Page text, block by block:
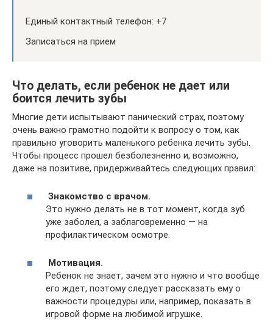
Единый контактный телефон: +7
Записаться на прием
Что делать, если ребенок не дает или
боится лечить зубы
Многие дети испытывают панический страх, поэтому
очень важно грамотно подойти к вопросу о том, как
правильно уговорить маленького ребенка лечить зубы.
Чтобы процесс прошел безболезненно и, возможно,
даже на позитиве, придерживайтесь следующих правил:
Знакомство с врачом.
Это нужно делать не в тот момент, когда зуб
уже заболел, а заблаговременно — на
профилактическом осмотре.
Мотивация.
Ребенок не знает, зачем это нужно и что вообще
его ждет, поэтому следует рассказать ему о
важности процедуры или, например, показать в
игровой форме на любимой игрушке.